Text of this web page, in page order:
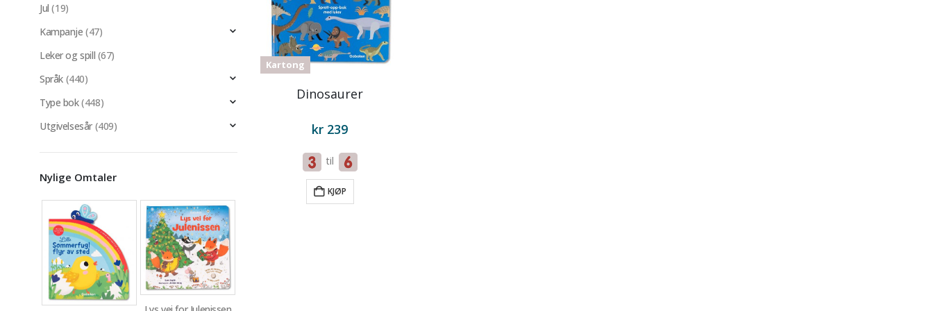
Kartong
Dinosaurer
kr 239
til
KJØP
Jul (19)
Kampanje (47)
Leker og spill (67)
Språk (440)
Type bok(448)
Utgivelsesår (409)
Nylige Omtaler